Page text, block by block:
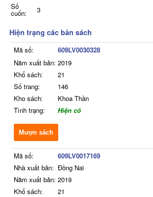
Số
cuốn: 3
Hiện trạng các bản sách
Mã số:
609LV0030328
Năm xuất bản: 2019
Khổ sách:
21
Số trang:
146
Kho sách:
Khoa Thần
Tình trạng:
Hiện có
Mượn sách
Mã số:
609LV0017169
Nhà xuất bản: Đồng Nai
Năm xuất bản: 2019
Khổ sách:
21